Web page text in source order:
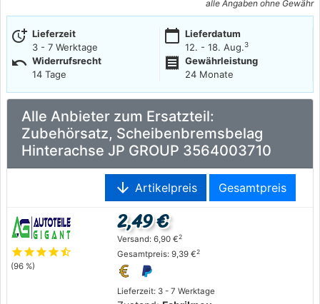
alle Angaben ohne Gewähr
more_time Lieferzeit
3 - 7 Werktage
calendar_today Lieferdatum
12. - 18. Aug.3
undo Widerrufsrecht
14 Tage
receipt
Gewährleistung
24 Monate
Alle Anbieter zum Ersatzteil:
Zubehörsatz, Scheibenbremsbelag
Hinterachse JP GROUP 3564003710
arrow_downward Artikelpreis Gesamtpreis
starstarstarstarstar_half
(96 %)
Lieferzeit: 3 - 7 Werktage
2,49 €
Versand: 6,90 €2
Gesamtpreis: 9,39 €2